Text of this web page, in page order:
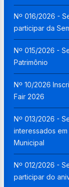
Nº 016/2026 -
participar da
Nº 015/2026 -
Patrimônio
Nº 10/2026
Fair 2026
Nº 013/2026 -
interessados
Municipal
Nº 012/2026 -
participar do